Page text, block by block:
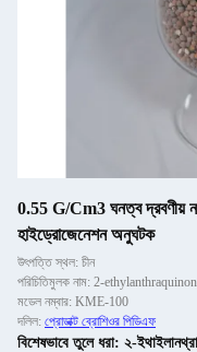
0.55 G/Cm3 ঘনত্ব দ্রবণীয়
হাইড্রোজেনেশন অনুঘটক
উৎপত্তি স্থল: চীন
পরিচিতিমুলক নাম: 2-
মডেল নম্বার: KME-100
দলিল: প্রোডাক্ট ব্রোশিওর পিডিএফ
বিশেষভাবে তুলে ধরা: ২-